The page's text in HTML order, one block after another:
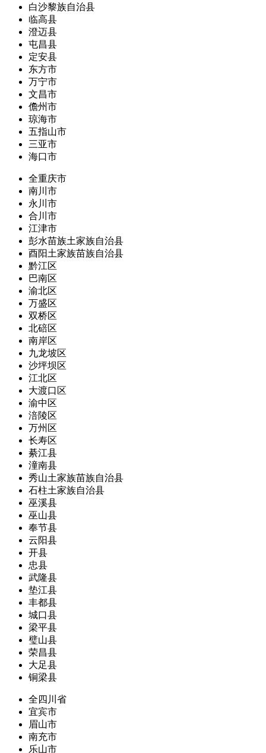
白沙黎族自治县
临高县
澄迈县
屯昌县
定安县
东方市
万宁市
文昌市
儋州市
琼海市
五指山市
三亚市
海口市
全重庆市
南川市
永川市
合川市
江津市
彭水苗族土家族自治县
酉阳土家族苗族自治县
黔江区
巴南区
渝北区
万盛区
双桥区
北碚区
南岸区
九龙坡区
沙坪坝区
江北区
大渡口区
渝中区
涪陵区
万州区
长寿区
綦江县
潼南县
秀山土家族苗族自治县
石柱土家族自治县
巫溪县
巫山县
奉节县
云阳县
开县
忠县
武隆县
垫江县
丰都县
城口县
梁平县
璧山县
荣昌县
大足县
铜梁县
全四川省
宜宾市
眉山市
南充市
乐山市